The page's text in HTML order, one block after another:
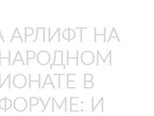
АРЛИФТ НА
В
И